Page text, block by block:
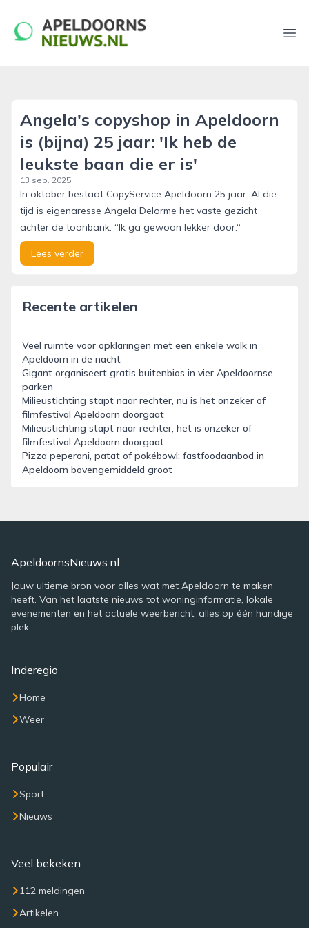
apeldoornsnieuws.nl
Angela's copyshop in Apeldoorn
is (bijna) 25 jaar: 'Ik heb de
leukste baan die er is'
13 sep. 2025
In oktober bestaat CopyService Apeldoorn 25 jaar. Al die
tijd is eigenaresse Angela Delorme het vaste gezicht
achter de toonbank. “Ik ga gewoon lekker door.“
Lees verder
Recente artikelen
Veel ruimte voor opklaringen met een enkele wolk in
Apeldoorn in de nacht
Gigant organiseert gratis buitenbios in vier Apeldoornse
parken
Milieustichting stapt naar rechter, nu is het onzeker of
filmfestival Apeldoorn doorgaat
Milieustichting stapt naar rechter, het is onzeker of
filmfestival Apeldoorn doorgaat
Pizza peperoni, patat of pokébowl: fastfoodaanbod in
Apeldoorn bovengemiddeld groot
ApeldoornsNieuws.nl
Jouw ultieme bron voor alles wat met Apeldoorn te maken
heeft. Van het laatste nieuws tot woninginformatie, lokale
evenementen en het actuele weerbericht, alles op één handige
plek.
Inderegio
Home
Weer
Populair
Sport
Nieuws
Veel bekeken
112 meldingen
Artikelen